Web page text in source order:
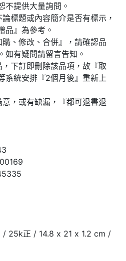
不提供大量詢問。
標題或內容簡介是否有標示，
品』為參考。
購、修改、合併』，請確認品
如有疑問請留言告知。
，下訂即刪除該品項，故『取
系統安排『2個月後』重新上
意，或有缺漏，『都可退書退
25k正 / 14.8 x 21 x 1.2 cm /